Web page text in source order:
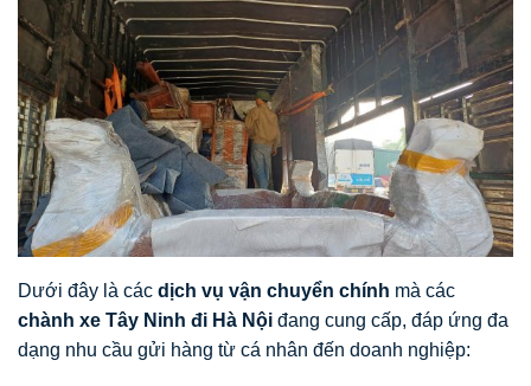
Dưới đây là các dịch vụ vận chuyển chính mà các
chành xe Tây Ninh đi Hà Nội đang cung cấp, đáp ứng đa
dạng nhu cầu gửi hàng từ cá nhân đến doanh nghiệp: